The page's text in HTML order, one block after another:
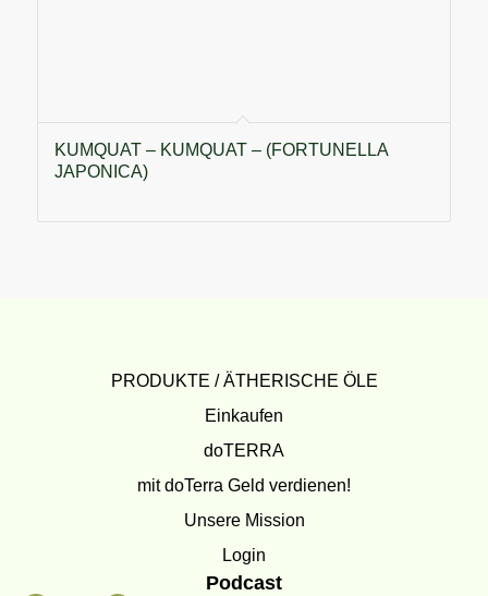
KUMQUAT – KUMQUAT – (FORTUNELLA
JAPONICA)
PRODUKTE / ÄTHERISCHE ÖLE
Einkaufen
doTERRA
mit doTerra Geld verdienen!
Unsere Mission
Login
Podcast